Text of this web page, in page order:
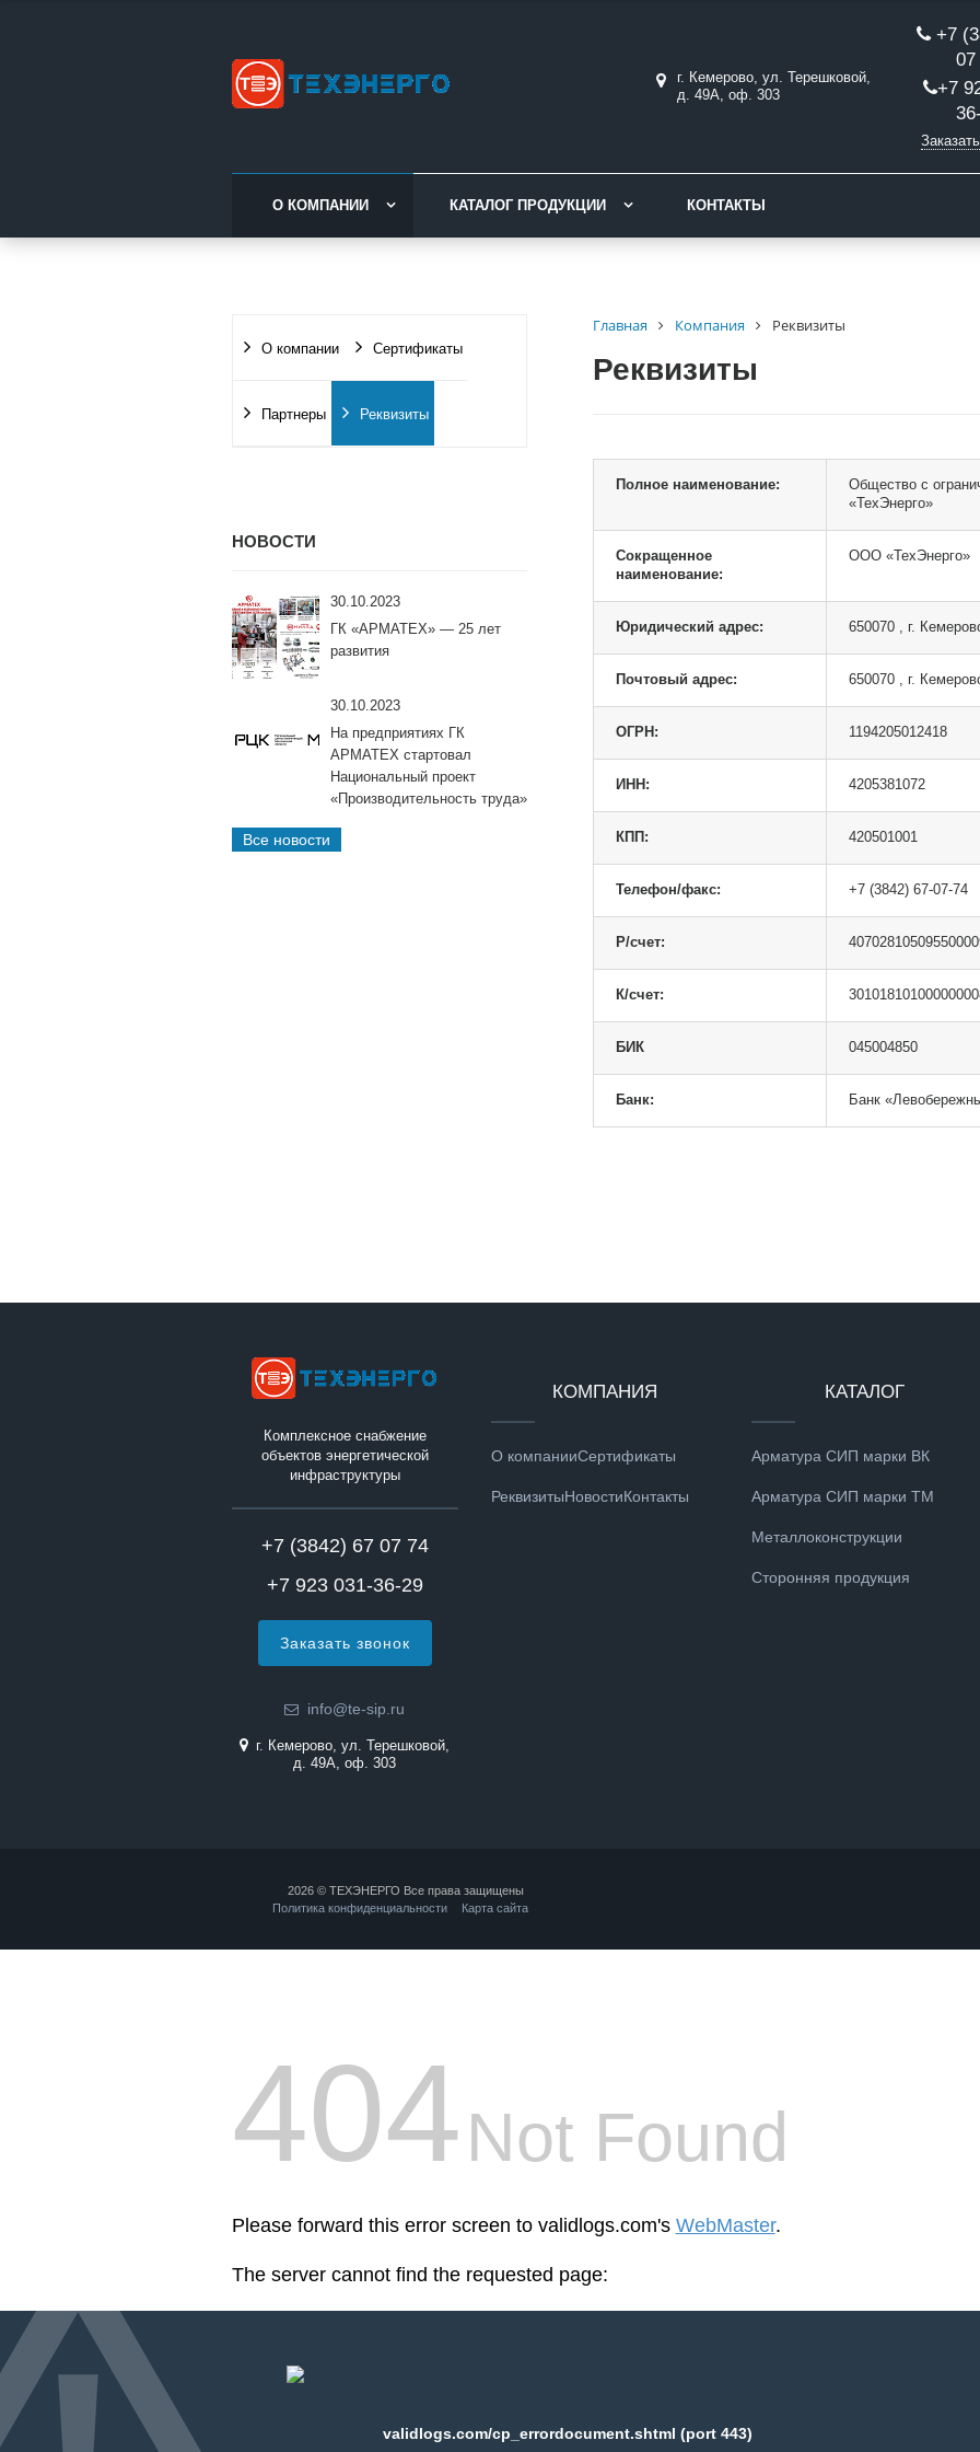
г. Кемерово, ул. Терешковой,
д. 49А, оф. 303
+7
07
+7
О КОМПАНИИ КАТАЛОГ ПРОДУКЦИИ КОНТАКТЫ
О компании Сертификаты
Партнеры Реквизиты
НОВОСТИ
30.10.2023
ГК «АРМАТЕХ» — 25 лет
развития
30.10.2023
На предприятиях ГК
АРМАТЕХ стартовал
Национальный проект
«Производительность труда»
Все новости
Главная Компания Реквизиты
Реквизиты
Полное наименование:
Общество с
«ТехЭнерго»
Сокращенное
наименование:
ООО «ТехЭнерго»
Юридический адрес: 650070 , г.
Почтовый адрес: 650070 , г.
ОГРН: 1194205012418
ИНН: 4205381072
КПП: 420501001
Телефон/факс: +7 (3842) 67-07-74
Р/счет:
К/счет:
БИК 045004850
Банк: Банк
Комплексное снабжение
объектов энергетической
инфраструктуры
+7 (3842) 67 07 74
+7 923 031-36-29
Заказать звонок
info@te-sip.ru
г. Кемерово, ул. Терешковой,
д. 49А, оф. 303
КОМПАНИЯ
О компанииСертификаты
РеквизитыНовостиКонтакты
КАТАЛОГ
Арматура СИП марки ВК
Арматура СИП марки ТМ
Металлоконструкции
Сторонняя продукция
2026 © ТЕХЭНЕРГО Все права защищены
Политика конфиденциальности
Карта сайта
404Not Found
Please forward this error screen to validlogs.com's WebMaster.
The server cannot find the requested page:
validlogs.com/cp_errordocument.shtml (port 443)